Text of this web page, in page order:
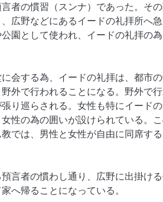
者の慣習（スンナ）であった。そ
広野などにあるイードの礼拝所へ
園として使われ、イードの礼拝の
会する為、イードの礼拝は、都市
外で行われることになる。野外で
り巡らされる。女性も特にイード
性の為の囲いが設けられている。
では、男性と女性が自由に同席す
言者の慣わし通り、広野に出掛け
へ帰ることになっている。